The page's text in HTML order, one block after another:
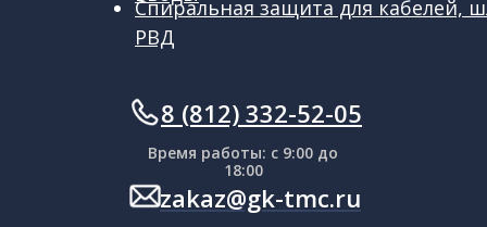
Время работы: с 9:00 до
18:00
zakaz@gk-tmc.ru
ㅤㅤ8 (812) 332-52-05
Спиральная защита для кабелей,
РВД